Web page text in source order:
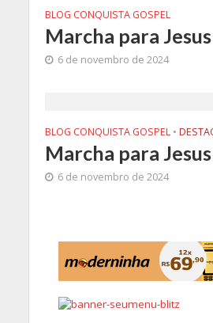
BLOG CONQUISTA GOSPEL
Marcha para
6 de novembro de 2024
BLOG CONQUISTA GOSPEL •
Marcha para
6 de novembro de 2024